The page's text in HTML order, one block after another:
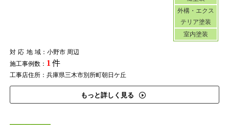
外構・エクス
テリア塗装
室内塗装
対応地域：小野市 周辺
施工事例数： 1 件
工事店住所：兵庫県三木市別所町朝日ケ丘
もっと詳しく見る